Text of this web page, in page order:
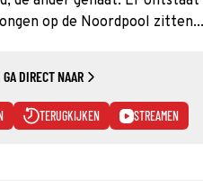
op de Noordpool zitten...
GA DIRECT NAAR
TERUGKIJKEN STREAMEN